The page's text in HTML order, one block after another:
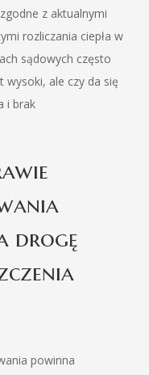
z aktualnymi
rozliczania ciepła w
sądowych często
wysoki, ale czy da się
i brak
drogę
powinna